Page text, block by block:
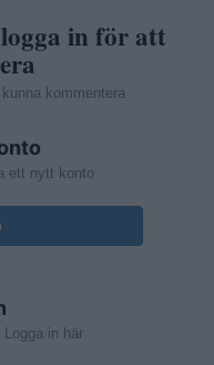
in för att
kommentera
ett nytt konto
in här